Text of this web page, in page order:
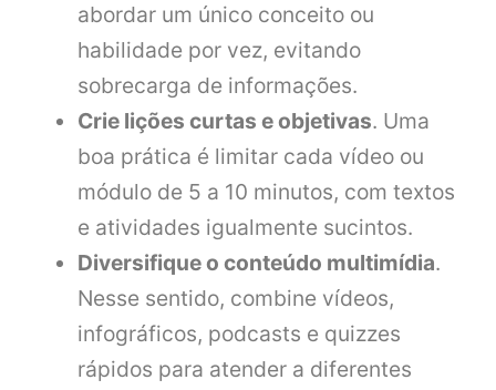
abordar um único conceito ou
habilidade por vez, evitando
sobrecarga de informações.
Crie lições curtas e objetivas. Uma
boa prática é limitar cada vídeo ou
módulo de 5 a 10 minutos, com textos
e atividades igualmente sucintos.
Diversifique o conteúdo multimídia.
Nesse sentido, combine vídeos,
infográficos, podcasts e quizzes
rápidos para atender a diferentes